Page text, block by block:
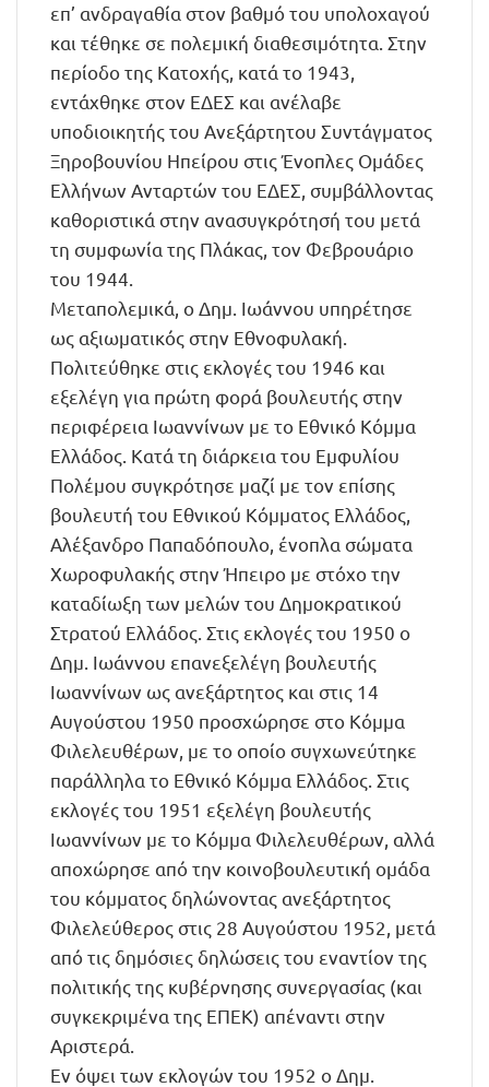
επ’ ανδραγαθία στον βαθμό του υπολοχαγού
και τέθηκε σε πολεμική διαθεσιμότητα. Στην
περίοδο της Κατοχής, κατά το 1943,
εντάχθηκε στον ΕΔΕΣ και ανέλαβε
υποδιοικητής του Ανεξάρτητου Συντάγματος
Ξηροβουνίου Ηπείρου στις Ένοπλες Ομάδες
Ελλήνων Ανταρτών του ΕΔΕΣ, συμβάλλοντας
καθοριστικά στην ανασυγκρότησή του μετά
τη συμφωνία της Πλάκας, τον Φεβρουάριο
του 1944.
Μεταπολεμικά, ο Δημ. Ιωάννου υπηρέτησε
ως αξιωματικός στην Εθνοφυλακή.
Πολιτεύθηκε στις εκλογές του 1946 και
εξελέγη για πρώτη φορά βουλευτής στην
περιφέρεια Ιωαννίνων με το Εθνικό Κόμμα
Ελλάδος. Κατά τη διάρκεια του Εμφυλίου
Πολέμου συγκρότησε μαζί με τον επίσης
βουλευτή του Εθνικού Κόμματος Ελλάδος,
Αλέξανδρο Παπαδόπουλο, ένοπλα σώματα
Χωροφυλακής στην Ήπειρο με στόχο την
καταδίωξη των μελών του Δημοκρατικού
Στρατού Ελλάδος. Στις εκλογές του 1950 ο
Δημ. Ιωάννου επανεξελέγη βουλευτής
Ιωαννίνων ως ανεξάρτητος και στις 14
Αυγούστου 1950 προσχώρησε στο Κόμμα
Φιλελευθέρων, με το οποίο συγχωνεύτηκε
παράλληλα το Εθνικό Κόμμα Ελλάδος. Στις
εκλογές του 1951 εξελέγη βουλευτής
Ιωαννίνων με το Κόμμα Φιλελευθέρων, αλλά
αποχώρησε από την κοινοβουλευτική ομάδα
του κόμματος δηλώνοντας ανεξάρτητος
Φιλελεύθερος στις 28 Αυγούστου 1952, μετά
από τις δημόσιες δηλώσεις του εναντίον της
πολιτικής της κυβέρνησης συνεργασίας (και
συγκεκριμένα της ΕΠΕΚ) απέναντι στην
Αριστερά.
Εν όψει των εκλογών του 1952 ο Δημ.